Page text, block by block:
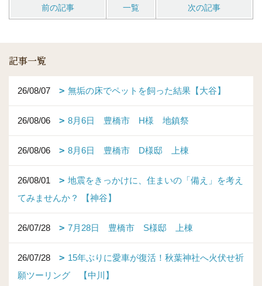
前の記事 一覧 次の記事
記事一覧
26/08/07 無垢の床でペットを飼った結果【大谷】
26/08/06 8月6日 豊橋市 H様 地鎮祭
26/08/06 8月6日 豊橋市 D様邸 上棟
26/08/01
地震をきっかけに、住まいの「備え」を考え
てみませんか？ 【神谷】
26/07/28 7月28日 豊橋市 S様邸 上棟
26/07/28
15年ぶりに愛車が復活！秋葉神社へ火伏せ祈
願ツーリング 【中川】